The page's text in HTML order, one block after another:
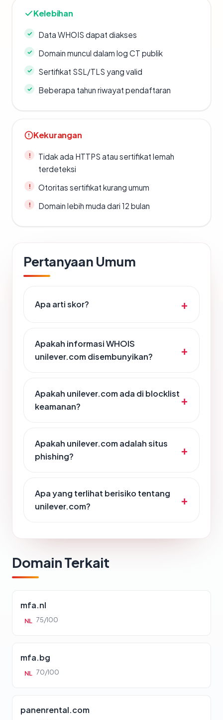
Kelebihan
Data WHOIS dapat diakses
Domain muncul dalam log CT publik
Sertifikat SSL/TLS yang valid
Beberapa tahun riwayat pendaftaran
Kekurangan
Tidak ada HTTPS atau sertifikat lemah
terdeteksi
Otoritas sertifikat kurang umum
Domain lebih muda dari 12 bulan
Pertanyaan Umum
Apa arti skor?
Apakah informasi WHOIS
unilever.com disembunyikan?
Apakah unilever.com ada di blocklist
keamanan?
Apakah unilever.com adalah situs
phishing?
Apa yang terlihat berisiko tentang
unilever.com?
Domain Terkait
mfa.nl
NL 75/100
mfa.bg
NL 70/100
panenrental.com